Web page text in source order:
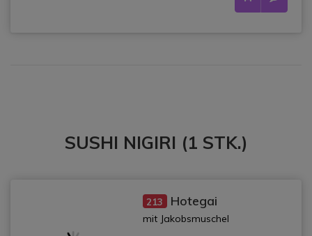
SUSHI NIGIRI (1 STK.)
213 Hotegai
mit Jakobsmuschel